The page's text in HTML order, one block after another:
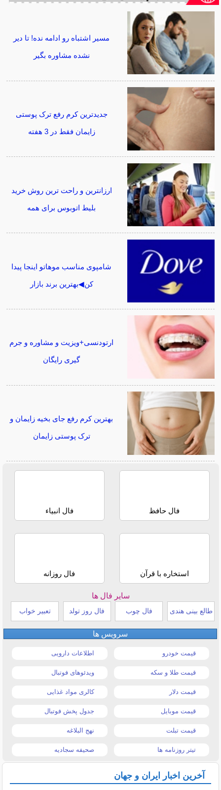
مسیر اشتباه رو ادامه نده! تا دیر
نشده مشاوره بگیر
جدیدترین کرم رفع ترک پوستی
زایمان فقط در 3 هفته
ارزانترین و راحت ترین روش خرید
بلیط اتوبوس برای همه
شامپوی مناسب موهاتو اینجا پیدا
کن◀بهترین برند بازار
ارتودنسی+ویزیت و مشاوره و جرم
گیری رایگان
بهترین کرم رفع جای بخیه زایمان و
ترک پوستی زایمان
فال حافظ فال انبیاء
استخاره با قرآن فال روزانه
سایر فال ها
طالع بینی هندی فال چوب فال روز تولد تعبیر خواب
سرویس ها
قیمت خودرو اطلاعات دارویی
قیمت طلا و سکه ویدئوهای فوتبال
قیمت دلار کالری مواد غذایی
قیمت موبایل جدول پخش فوتبال
قیمت تبلت نهج البلاغه
تیتر روزنامه ها صحیفه سجادیه
آخرین اخبار ایران و جهان